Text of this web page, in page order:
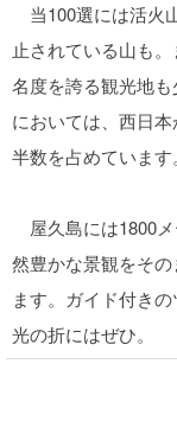
当100選には活火
止されている山も
名度を誇る観光地
においては、西日
半数を占めています。
屋久島には1800
然豊かな景観をそ
ます。ガイド付き
光の折にはぜひ。